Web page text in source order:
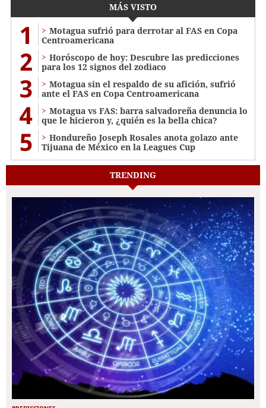
MÁS VISTO
1
Motagua sufrió para derrotar al FAS en Copa
Centroamericana
2
Horóscopo de hoy: Descubre las predicciones
para los 12 signos del zodiaco
3
Motagua sin el respaldo de su afición, sufrió
ante el FAS en Copa Centroamericana
4
Motagua vs FAS: barra salvadoreña denuncia lo
que le hicieron y, ¿quién es la bella chica?
5
Hondureño Joseph Rosales anota golazo ante
Tijuana de México en la Leagues Cup
TRENDING